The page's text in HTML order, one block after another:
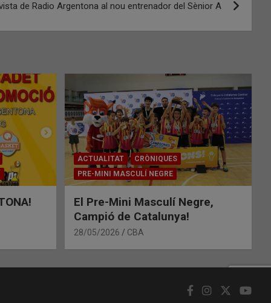
de Radio Argentona al nou entrenador del Sènior A
ACTUALITAT
CRÒNIQUES
PRE-MINI MASCULÍ NEGRE
El Pre-Mini Masculí Negre,
Campió de Catalunya!
28/05/2026 CBA